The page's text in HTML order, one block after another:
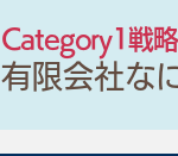
Category1戦
有限会社な